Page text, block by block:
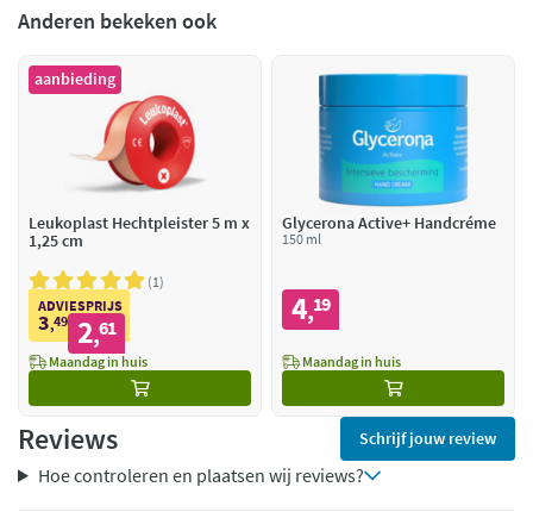
Anderen bekeken ook
aanbieding
Leukoplast Hechtpleister 5 m x
1,25 cm
1
ADVIESPRIJS
3,49 2,61
Maandag in huis
Glycerona Active+ Handcréme
150 ml
4,19
Maandag in huis
Reviews Schrijf jouw review
Hoe controleren en plaatsen wij reviews?